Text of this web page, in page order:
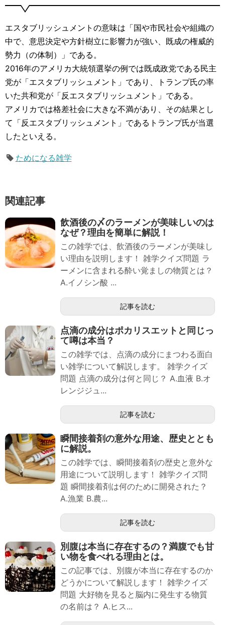
エスタブリッシュメントの意味は「国や市民社会や組織の
中で、意思決定や方針樹立に影響力が強い、既成の権威的
勢力（の体制）」である。
2016年のアメリカ大統領選挙の例では既成政党である民主
党が「エスタブリッシュメント」であり、トランプ氏の率
いた共和党が「反エスタブリッシュメント」である。
アメリカでは格差社会に大きな不満があり、その結果とし
て「反エスタブリッシュメント」であるトランプ氏が当選
したといえる。
ためになる雑学
関連記事
飲酒後の〆のラーメンが美味しいのは
なぜ？理由を簡単に解説！
この雑学では、飲酒後のラーメンが美味し
い理由を説明します！ 雑学クイズ問題 ラ
ーメンに含まれる酔い覚ましの物質とは？
A.イノシン酸 ...
記事を読む
点滴の成分はポカリスエットと同じっ
て噂は本当？
この雑学では、点滴の成分にまつわる面白
い雑学について解説します。 雑学クイズ
問題 点滴の成分は何と同じ？ A.血液 B.オ
レンジジュ...
記事を読む
瞬間接着剤の意外な用途、歴史ととも
に解説。
この雑学では、瞬間接着剤の歴史と意外な
用途について説明します！ 雑学クイズ問
題 瞬間接着剤は何のために開発された？
A.漁業 B.農...
記事を読む
別腹は本当に存在するの？満腹でも甘
い物を食べれる理由とは。
この記事では、別腹が本当に存在するのか
どうかについて解説します！ 雑学クイズ
問題 大好物を見ると脳内に発生する物質
の名前は？ A.ヒス...